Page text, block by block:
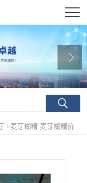
>麦芽糊精 麦芽糊精价